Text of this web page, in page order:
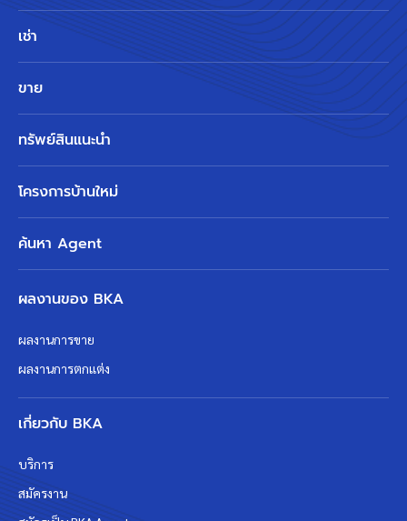
เช่า
ขาย
ทรัพย์สินแนะนำ
โครงการบ้านใหม่
ค้นหา Agent
ผลงานของ BKA
ผลงานการขาย
ผลงานการตกแต่ง
เกี่ยวกับ BKA
บริการ
สมัครงาน